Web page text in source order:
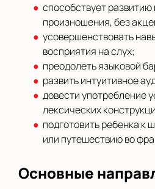
способствует развитию
произношения, без
усовершенствовать
восприятия на слух;
преодолеть языковой
развить интуитивное
довести употребление
лексических
подготовить ребенка к
или путешествию во
Основные